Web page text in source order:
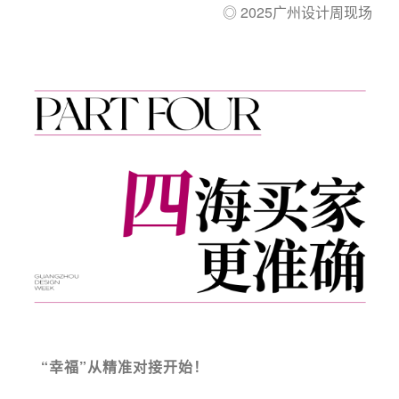
◎ 2025广州设计周现场
“幸福”从精准对接开始！